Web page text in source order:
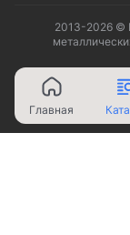
2013-2026 ©
Главная